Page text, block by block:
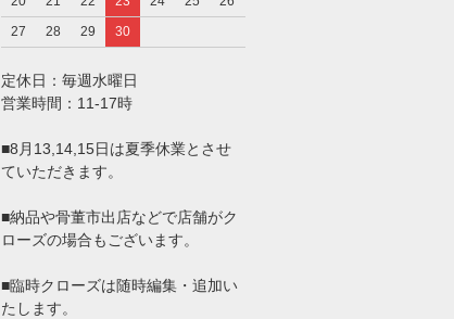
27
28 29 30
定休日：毎週水曜日
営業時間：11-17時
■8月13,14,15日は夏季休業とさせ
ていただきます。
■納品や骨董市出店などで店舗がク
ローズの場合もございます。
■臨時クローズは随時編集・追加い
たします。